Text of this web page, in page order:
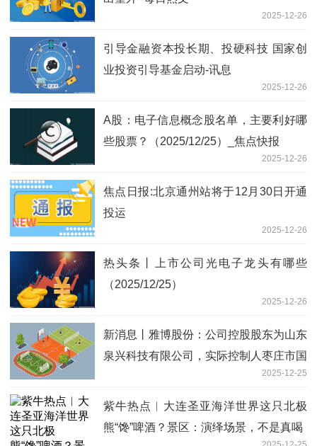
2025-12-26
引导金融资本投长期、投硬科技 国家创
业投资引导基金启动-讯息
2025-12-26
A股：电子信息概念股名单，主要利好哪
些股票？（2025/12/25）_焦点快报
2025-12-26
焦点日报:北京通州站将于12月30日开通
投运
2025-12-26
热头条丨上市公司光电子龙头有哪些
（2025/12/25）
2025-12-26
新消息丨雅博股份：公司控股股东为山东
泉兴科技有限公司，实际控制人枣庄市国
2025-12-25
紫牛热点︱大连圣亚海洋世界这只北极
熊“馋”啤酒？景区：演绎场景，不是真喝